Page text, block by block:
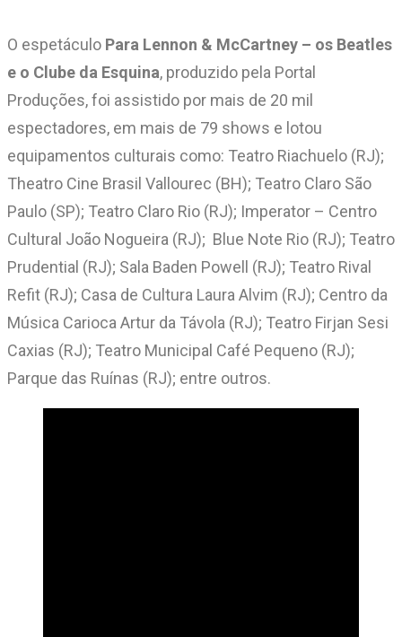
O espetáculo Para Lennon & McCartney – os Beatles
e o Clube da Esquina, produzido pela Portal
Produções, foi assistido por mais de 20 mil
espectadores, em mais de 79 shows e lotou
equipamentos culturais como: Teatro Riachuelo (RJ);
Theatro Cine Brasil Vallourec (BH); Teatro Claro São
Paulo (SP); Teatro Claro Rio (RJ); Imperator – Centro
Cultural João Nogueira (RJ); Blue Note Rio (RJ); Teatro
Prudential (RJ); Sala Baden Powell (RJ); Teatro Rival
Refit (RJ); Casa de Cultura Laura Alvim (RJ); Centro da
Música Carioca Artur da Távola (RJ); Teatro Firjan Sesi
Caxias (RJ); Teatro Municipal Café Pequeno (RJ);
Parque das Ruínas (RJ); entre outros.